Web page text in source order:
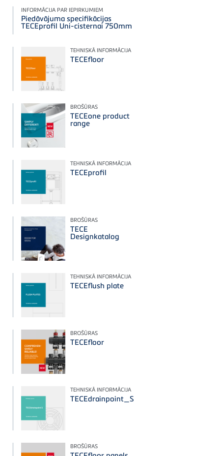
INFORMĀCIJA PAR IEPIRKUMIEM
Piedāvājuma specifikācijas
TECEprofil Uni-cisternai 750mm
TEHNISKĀ INFORMĀCIJA
TECEfloor
BROŠŪRAS
TECEone product
range
TEHNISKĀ INFORMĀCIJA
TECEprofil
BROŠŪRAS
TECE
Designkatalog
TEHNISKĀ INFORMĀCIJA
TECEflush plate
BROŠŪRAS
TECEfloor
TEHNISKĀ INFORMĀCIJA
TECEdrainpoint_S
BROŠŪRAS